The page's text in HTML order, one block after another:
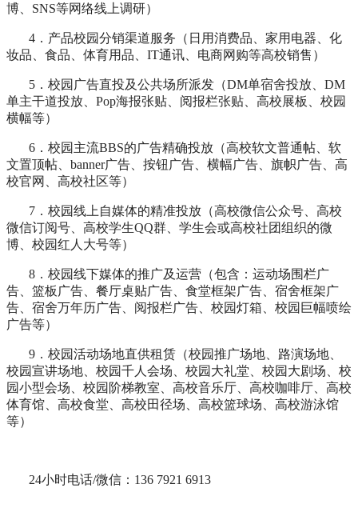
博、SNS等网络线上调研）
4．产品校园分销渠道服务（日用消费品、家用电器、化
妆品、食品、体育用品、IT通讯、电商网购等高校销售）
5．校园广告直投及公共场所派发（DM单宿舍投放、DM
单主干道投放、Pop海报张贴、阅报栏张贴、高校展板、校园
横幅等）
6．校园主流BBS的广告精确投放（高校软文普通帖、软
文置顶帖、banner广告、按钮广告、横幅广告、旗帜广告、高
校官网、高校社区等）
7．校园线上自媒体的精准投放（高校微信公众号、高校
微信订阅号、高校学生QQ群、学生会或高校社团组织的微
博、校园红人大号等）
8．校园线下媒体的推广及运营（包含：运动场围栏广
告、篮板广告、餐厅桌贴广告、食堂框架广告、宿舍框架广
告、宿舍万年历广告、阅报栏广告、校园灯箱、校园巨幅喷绘
广告等）
9．校园活动场地直供租赁（校园推广场地、路演场地、
校园宣讲场地、校园千人会场、校园大礼堂、校园大剧场、校
园小型会场、校园阶梯教室、高校音乐厅、高校咖啡厅、高校
体育馆、高校食堂、高校田径场、高校篮球场、高校游泳馆
等）
24小时电话/微信：136 7921 6913